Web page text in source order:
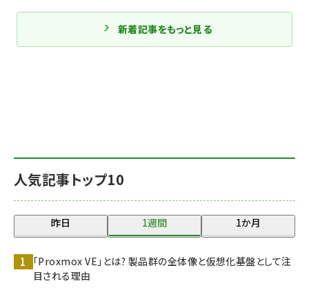
人気記事トップ10
昨日 1週間 1か月
「Proxmox VE」とは? 製品群の全体像と仮想化基盤として注
目される理由
新着記事をもっと見る